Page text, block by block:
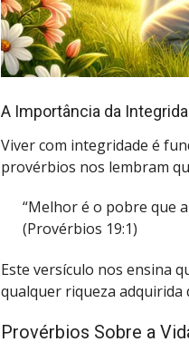
A Importância da
Viver com integridade é
provérbios nos lembram
“Melhor é o pobre que
(Provérbios 19:1)
Este versículo nos ensina
qualquer riqueza adquirida
Provérbios Sobre a